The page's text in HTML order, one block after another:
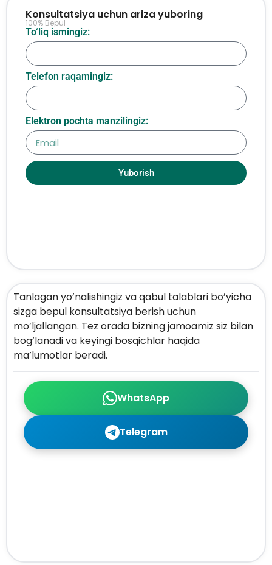
WhatsApp
Telegram
Tanlagan yo’nalishingiz va qabul talablari bo’yicha
sizga bepul konsultatsiya berish uchun
mo’ljallangan. Tez orada bizning jamoamiz siz bilan
bog’lanadi va keyingi bosqichlar haqida
ma’lumotlar beradi.
To‘liq ismingiz:
Telefon raqamingiz:
Elektron pochta manzilingiz:
Yuborish
Konsultatsiya uchun ariza yuboring
100% Bepul